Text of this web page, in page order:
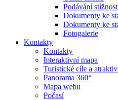
Podávání
Dokumenty ke
Dokumenty ke
Fotogalerie
Kontakty
Kontakty
Interaktivní mapa
Turistické cíle a
Panorama 360°
Mapa webu
Počasí